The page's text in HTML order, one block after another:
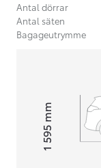
Antal dörrar
Antal säten
Bagageutrymme
Height1 595
mm